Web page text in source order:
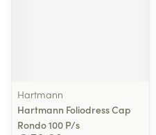
Hartmann
Hartmann Foliodress Cap
Rondo 100 P/s